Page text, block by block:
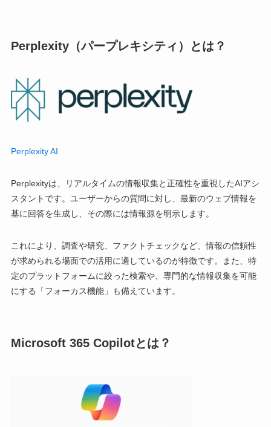
Perplexity（パープレキシティ）とは？
Perplexity AI
Perplexityは、リアルタイムの情報収集と正確性を重視したAIアシ
スタントです。ユーザーからの質問に対し、最新のウェブ情報を
基に回答を生成し、その際には情報源を明示します。
これにより、調査や研究、ファクトチェックなど、情報の信頼性
が求められる場面での活用に適しているのが特徴です。また、特
定のプラットフォームに絞った検索や、専門的な情報収集を可能
にする「フォーカス機能」も備えています。
Microsoft 365 Copilotとは？